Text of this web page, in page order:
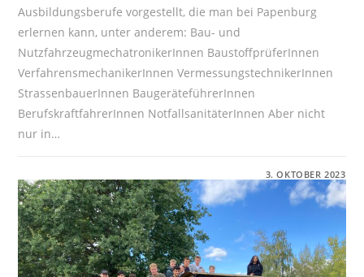
Ausbildungsberufe vorgestellt, die man bei Papenburg
erlernen kann, unter anderem: Bau- und
NutzfahrzeugmechatronikerInnen BaustoffprüferInnen
VerfahrensmechanikerInnen VermessungstechnikerInnen
StrassenbauerInnen BaugeräteführerInnen
BerufskraftfahrerInnen NotfallsanitäterInnen Aber nicht
nur in…
BERUFSORIENTIERUNG
AUF
DEM
BETRIEBSGELÄNDE
DER
GP
PAPENBURG
AG
3. OKTOBER 2023